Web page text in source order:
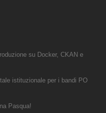
su Docker, CKAN e
istituzionale per i bandi PO
Pasqua!